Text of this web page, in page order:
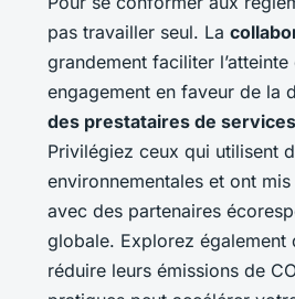
pas travailler seul. La
grandement faciliter
engagement en faveur de la
des prestataires de services
Privilégiez ceux qui utilisent
environnementales et ont
avec des partenaires
globale. Explorez également
réduire leurs émissions de